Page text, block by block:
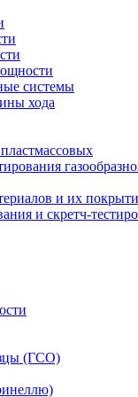
системы
хода
и их
и скретч-
(ГСО)